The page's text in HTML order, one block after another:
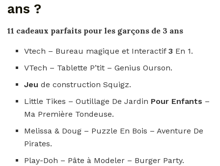
ans ?
11 cadeaux parfaits pour les garçons de 3 ans
Vtech – Bureau magique et Interactif3 En 1.
VTech – Tablette P’tit – Genius Ourson.
Jeude construction Squigz.
Little Tikes – Outillage De Jardin Pour Enfants –
Ma Première Tondeuse.
Melissa & Doug – Puzzle En Bois – Aventure De
Pirates.
Play-Doh – Pâte à Modeler – Burger Party.